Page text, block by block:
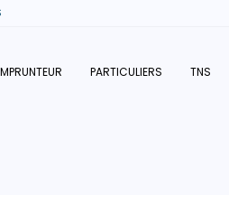
PARTICULIERS TNS